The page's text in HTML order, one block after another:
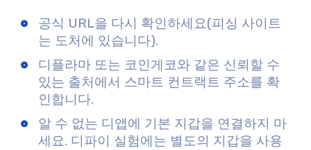
공식 URL을 다시 확인하세요(피싱 사이트
는 도처에 있습니다).
디플라마 또는 코인게코와 같은 신뢰할 수
있는 출처에서 스마트 컨트랙트 주소를 확
인합니다.
알 수 없는 디앱에 기본 지갑을 연결하지 마
세요. 디파이 실험에는 별도의 지갑을 사용